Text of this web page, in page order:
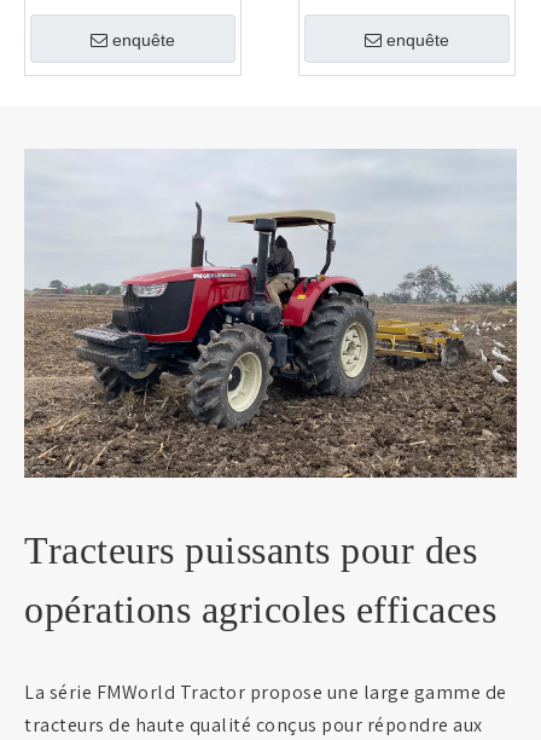
enquête enquête
Tracteurs puissants pour des
opérations agricoles efficaces
La série FMWorld Tractor propose une large gamme de
tracteurs de haute qualité conçus pour répondre aux